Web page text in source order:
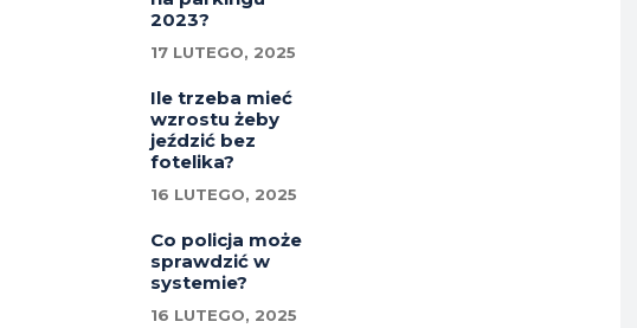
2023?
17 LUTEGO, 2025
Ile trzeba mieć
wzrostu żeby
jeździć bez
fotelika?
16 LUTEGO, 2025
Co policja może
sprawdzić w
systemie?
16 LUTEGO, 2025